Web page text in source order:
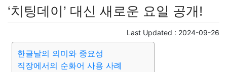
‘치팅데이’ 대신 새로운 요일 공개!
Last Updated : 2024-09-26
한글날의 의미와 중요성
직장에서의 순화어 사용 사례